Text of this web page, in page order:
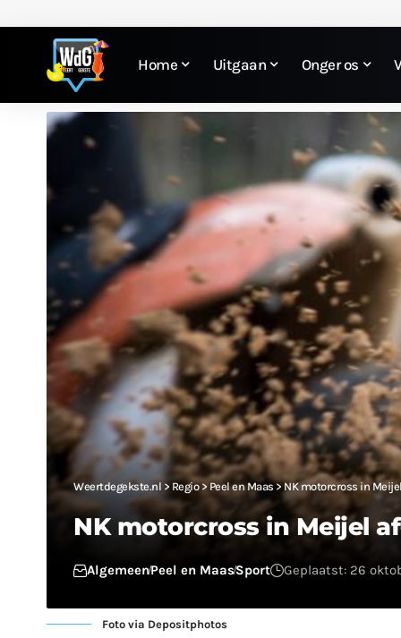
Home Uitgaan Onger os
Weertdegekste.nl > Regio> Peel en Maas>NK motorcross in
NK motorcross in Meijel
AlgemeenPeel en MaasSport Geplaatst: 26
Foto via Depositphotos